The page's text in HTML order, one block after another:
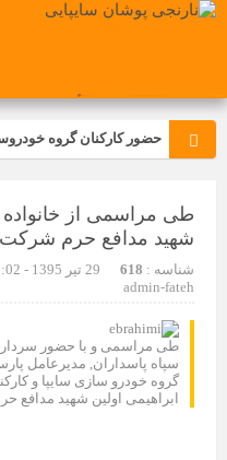
حضور کارکنان گروه
تجدید بیعت کارکنان شرکت
انقلاب اسلامی ایران
مسابقات ورزشی در
مراسم عزاداری و
شرکت زامیاد
تجربه‌ای میدانی از صنعت
طی مراسمی از خانواده
شهید مدافع حرم
شناسه : 618 29 تیر 1395 - 11:02
admin-fateh
طی مراسمی و با حضور
سپاه پاسداران, مدیرعامل
گروه خودرو سازی سایپا و
ابراهیمی اولین شهید مدافع